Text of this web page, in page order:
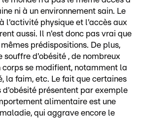
ni à un environnement sain. Le
l'activité physique et l'accès aux
aussi. Il n'est donc pas vrai que
prédispositions. De plus,
souffre d'obésité , de nombreux
corps se modifient, notamment la
la faim, etc. Le fait que certaines
d'obésité présentent par exemple
alimentaire est une
qui aggrave encore le